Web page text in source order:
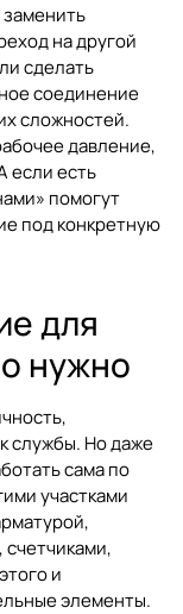
на другой
сделать
соединение
сложностей.
давление,
если есть
помогут
под конкретную
для
нужно
службы. Но даже
сама по
участками
и
элементы.